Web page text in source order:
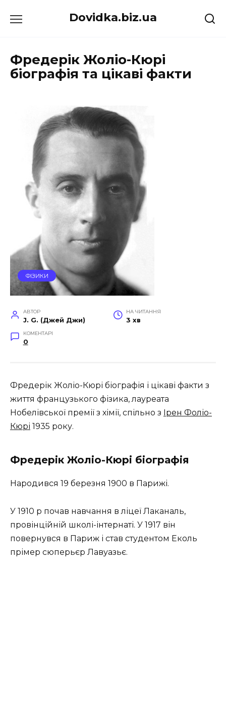
до
Dovidka.biz.ua
Фредерік Жоліо-Кюрі
біографія та цікаві факти
ФІЗИКИ
АВТОР
J. G. (Джей Джи)
НА ЧИТАННЯ
3 хв
КОМЕНТАРІ
0
Фредерік Жоліо-Кюрі біографія і цікаві факти з
життя французького фізика, лауреата
Нобелівської премії з хімії, спільно з Ірен Фоліо-
Кюрі 1935 року.
Фредерік Жоліо-Кюрі біографія
Народився 19 березня 1900 в Парижі.
У 1910 р почав навчання в ліцеї Лаканаль,
провінційній школі-інтернаті. У 1917 він
повернувся в Париж і став студентом Еколь
прімер сюперьєр Лавуазьє.